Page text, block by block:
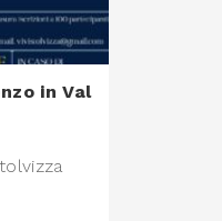
in Val